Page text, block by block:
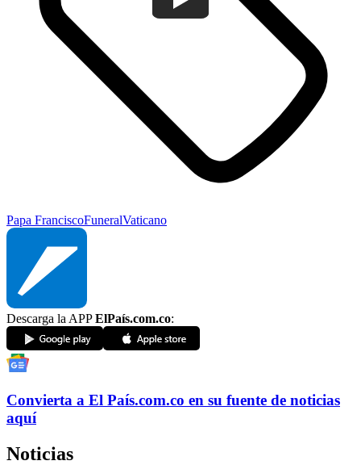
Papa FranciscoFuneralVaticano
Descarga la APPElPaís.com.co:
Convierta a El País.com.co en su fuente de noticias
aquí
Noticias